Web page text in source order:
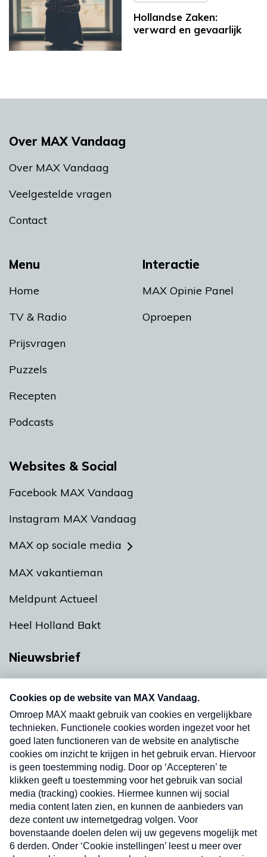
Hollandse Zaken:
verward en gevaarlijk
Menu
Home
TV & Radio
Prijsvragen
Puzzels
Recepten
Podcasts
Interactie
MAX Opinie Panel
Oproepen
Over MAX Vandaag
Over MAX Vandaag
Veelgestelde vragen
Contact
Websites & Social
Facebook MAX Vandaag
Instagram MAX Vandaag
MAX op sociale media
MAX vakantieman
Meldpunt Actueel
Heel Holland Bakt
Nieuwsbrief
Neem hier een gratis abonnement op onze
nieuwsbrief. Elke vrijdag- en dinsdagochtend in
uw mailbox.
Verzend